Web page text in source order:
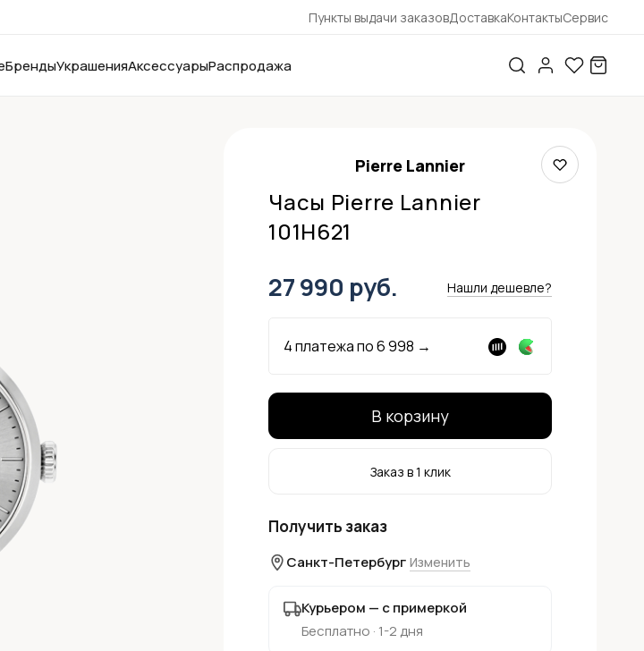
Пункты выдачи заказовДоставкаКонтактыСервис
БрендыУкрашенияАксессуарыРаспродажа
Pierre Lannier
Часы Pierre Lannier
101H621
27 990 руб. Нашли дешевле?
4 платежа по6 998 →
В корзину
Заказ в 1 клик
Получить заказ
Санкт-Петербург Изменить
Курьером — с примеркой
Бесплатно · 1-2 дня